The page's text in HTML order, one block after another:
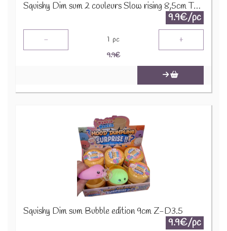
Squishy Dim sum 2 couleurs Slow rising 8,5cm TOY003-009
9.9€/pc
- 1 pc +
9.9€
Squishy Dim sum Bubble edition 9cm Z-D3.5
9.9€/pc